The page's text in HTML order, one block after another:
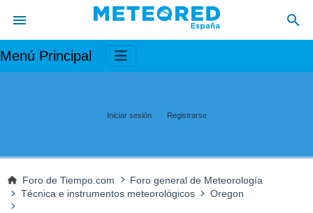
Menú Principal
Iniciar sesión Registrarse
Foro de Tiempo.com
Foro general de Meteorología
Técnica e instrumentos meteorológicos
Oregon